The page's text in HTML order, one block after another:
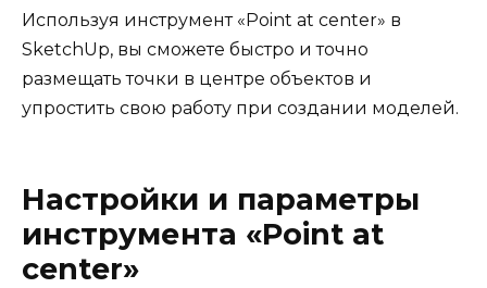
Используя инструмент «Point at center» в
SketchUp, вы сможете быстро и точно
размещать точки в центре объектов и
упростить свою работу при создании моделей.
Настройки и параметры
инструмента «Point at
center»